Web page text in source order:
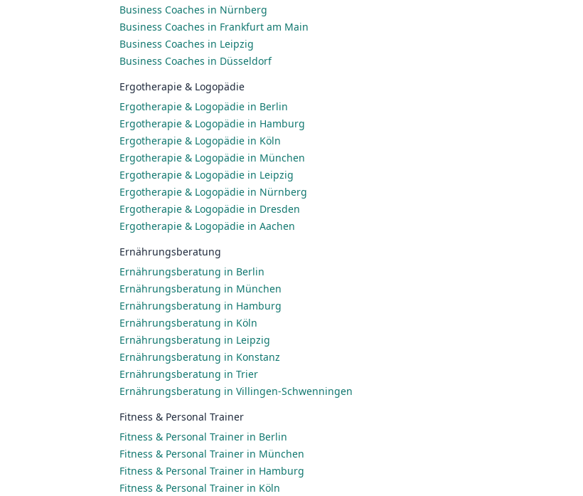
Business Coaches in Nürnberg
Business Coaches in Frankfurt am Main
Business Coaches in Leipzig
Business Coaches in Düsseldorf
Ergotherapie & Logopädie
Ergotherapie & Logopädie in Berlin
Ergotherapie & Logopädie in Hamburg
Ergotherapie & Logopädie in Köln
Ergotherapie & Logopädie in München
Ergotherapie & Logopädie in Leipzig
Ergotherapie & Logopädie in Nürnberg
Ergotherapie & Logopädie in Dresden
Ergotherapie & Logopädie in Aachen
Ernährungsberatung
Ernährungsberatung in Berlin
Ernährungsberatung in München
Ernährungsberatung in Hamburg
Ernährungsberatung in Köln
Ernährungsberatung in Leipzig
Ernährungsberatung in Konstanz
Ernährungsberatung in Trier
Ernährungsberatung in Villingen-Schwenningen
Fitness & Personal Trainer
Fitness & Personal Trainer in Berlin
Fitness & Personal Trainer in München
Fitness & Personal Trainer in Hamburg
Fitness & Personal Trainer in Köln